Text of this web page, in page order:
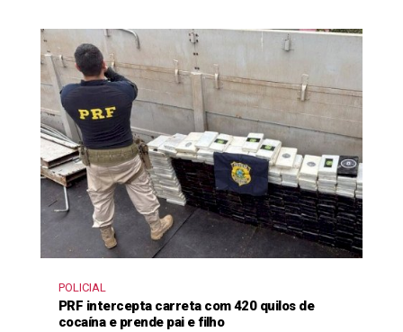
POLICIAL
PRF intercepta carreta com 420 quilos de
cocaína e prende pai e filho